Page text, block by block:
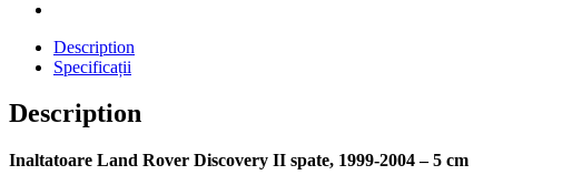
Description
Specificații
Description
Inaltatoare Land Rover Discovery II spate, 1999-2004 – 5 cm